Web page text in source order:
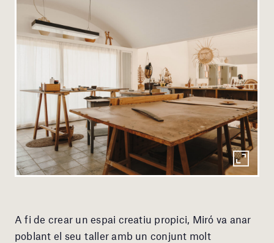
A fi de crear un espai creatiu propici, Miró va anar
poblant el seu taller amb un conjunt molt